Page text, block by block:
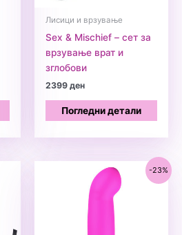
Лисици и врзување
Sex & Mischief – сет за
врзување врат и
зглобови
2399ден
Погледни детали
-23%